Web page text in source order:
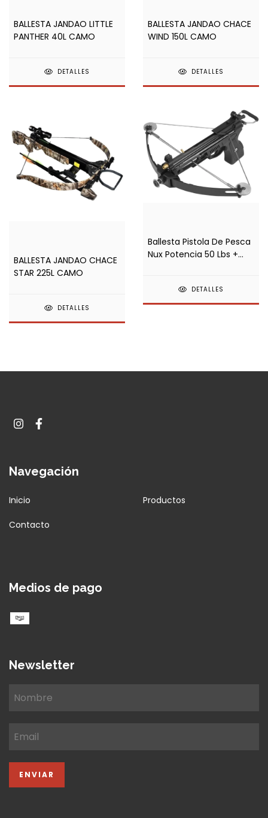
BALLESTA JANDAO LITTLE
PANTHER 40L CAMO
DETALLES
BALLESTA JANDAO CHACE
WIND 150L CAMO
DETALLES
BALLESTA JANDAO CHACE
STAR 225L CAMO
DETALLES
Ballesta Pistola De Pesca
Nux Potencia 50 Lbs +
DETALLES
Navegación
Inicio Productos
Contacto
Medios de pago
Newsletter